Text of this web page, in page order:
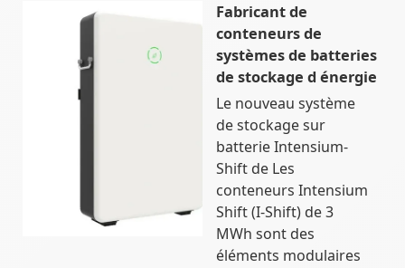
Fabricant de
conteneurs de
systèmes de batteries
de stockage d énergie
Le nouveau système
de stockage sur
batterie Intensium-
Shift de Les
conteneurs Intensium
Shift (I-Shift) de 3
MWh sont des
éléments modulaires